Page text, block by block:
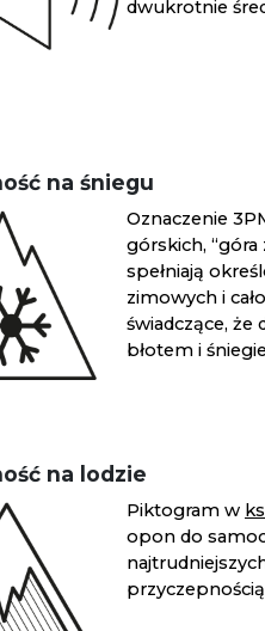
dwukrotnie
na śniegu
Oznaczenie
górskich,
spełniają
zimowych i
świadczące, że
błotem i
na lodzie
Piktogram w
opon do